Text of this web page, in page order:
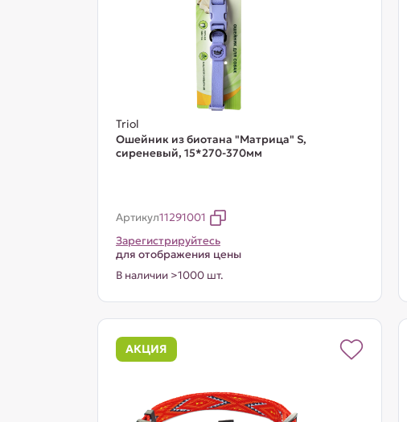
Triol
Ошейник из биотана "Матрица" S,
сиреневый, 15*270-370мм
Артикул11291001
Зарегистрируйтесь
для отображения цены
В наличии >1000 шт.
АКЦИЯ